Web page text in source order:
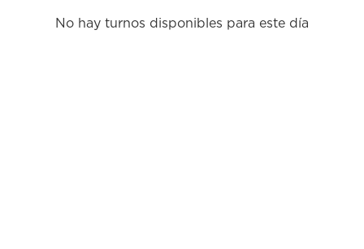
No hay turnos disponibles para este día